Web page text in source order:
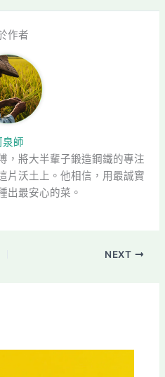
作者
泉師
，將大半輩子鍛造鋼鐵的專注
片沃土上。他相信，用最誠實
出最安心的菜。
NEXT